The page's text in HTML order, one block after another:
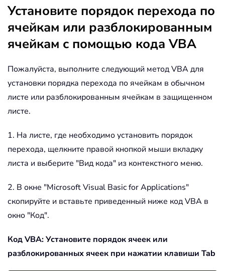
Установите порядок перехода по
ячейкам или разблокированным
ячейкам с помощью кода VBA
Пожалуйста, выполните следующий метод VBA для
установки порядка перехода по ячейкам в обычном
листе или разблокированным ячейкам в защищенном
листе.
1. На листе, где необходимо установить порядок
перехода, щелкните правой кнопкой мыши вкладку
листа и выберите "Вид кода" из контекстного меню.
2. В окне "Microsoft Visual Basic for Applications"
скопируйте и вставьте приведенный ниже код VBA в
окно "Код".
Код VBA: Установите порядок ячеек или
разблокированных ячеек при нажатии клавиши Tab